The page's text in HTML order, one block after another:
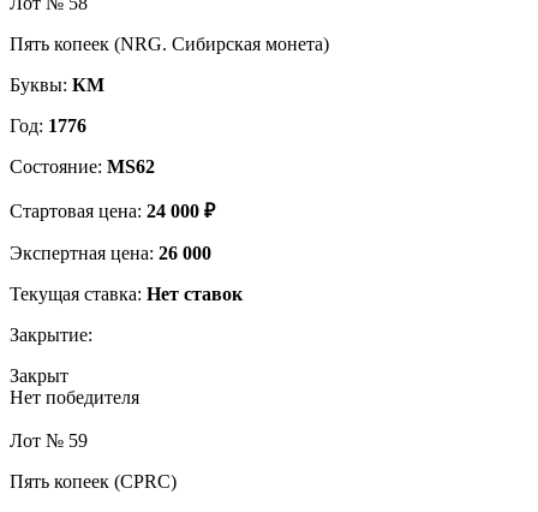
Пять копеек (NRG. Сибирская монета)
Буквы: КМ
Год: 1776
Состояние: MS62
Стартовая цена: 24 000 ₽
Экспертная цена: 26 000
Текущая ставка: Нет ставок
Закрытие:
Закрыт
Нет победителя
Лот № 59
Пять копеек (CPRC)